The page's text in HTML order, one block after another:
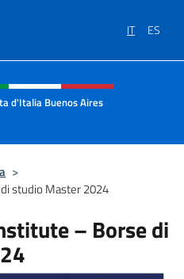
IT ES
e menù
d'Italia Buenos Aires
>
studio Master 2024
– Borse di